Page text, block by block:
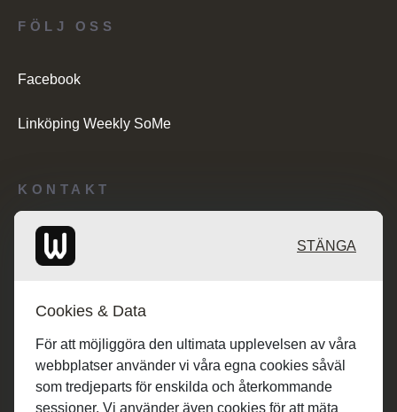
KONTAKT
Redaktionen: desk@maratongroup.com
FÖLJ OSS
Facebook
Linköping Weekly SoMe
STÄNGA
Cookies & Data
För att möjliggöra den ultimata upplevelsen av våra
webbplatser använder vi våra egna cookies såväl
som tredjeparts för enskilda och återkommande
sessioner. Vi använder även cookies för att mäta